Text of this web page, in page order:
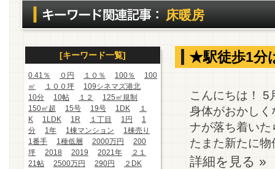
床暖房
[キーワード一覧]
0.41％ ０円 １０％ 100％
100
㎡
１００坪
109シネマズ港北
10分
10帖 １２
125㎡規制
150㎡超
15号 19号 1DK
１
K
1LDK 1R １丁目 1円
1
分
1年 1棟マンション
1棟売り
1番手
1種低層 2000万円
200
坪
2018 2019 2021年
２１
21帖
2500万円 290円
２DK
★駅徒歩1分
こんにちは！ 5
身体がおかし
ナが落ち着い
たまた新たに
詳細を見る »